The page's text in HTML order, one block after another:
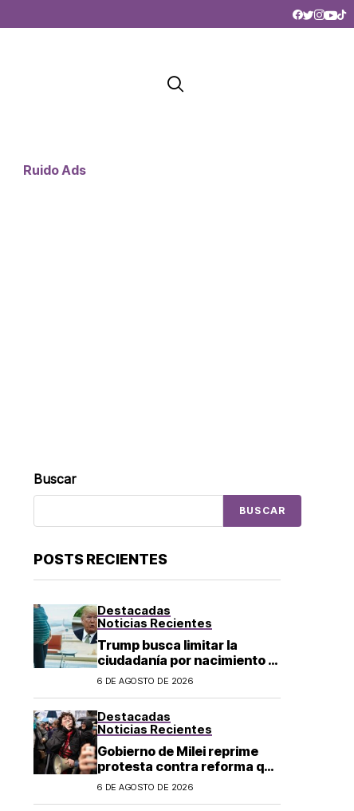
Ruido Ads
Buscar
BUSCAR
POSTS RECIENTES
Destacadas
Noticias Recientes
Trump busca limitar la
ciudadanía por nacimiento y
el «turismo de parto» en EU;
6 DE AGOSTO DE 2026
Destacadas
Noticias Recientes
Gobierno de Milei reprime
protesta contra reforma que
permite la venta de tierra a
6 DE AGOSTO DE 2026